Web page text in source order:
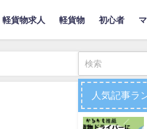
軽貨物求人 軽貨物 初心者
人気記事ラ